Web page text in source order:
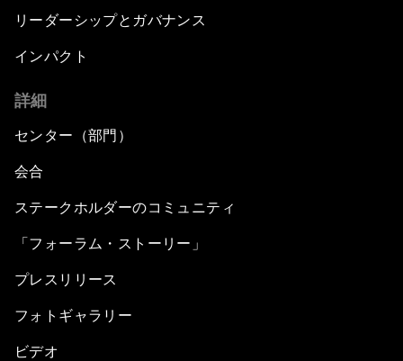
リーダーシップとガバナンス
インパクト
詳細
センター（部門）
会合
ステークホルダーのコミュニティ
「フォーラム・ストーリー」
プレスリリース
フォトギャラリー
ビデオ